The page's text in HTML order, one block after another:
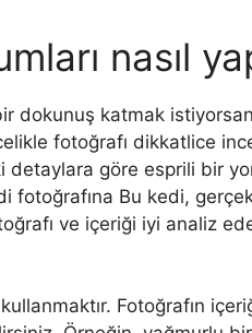
nasıl
dokunuş katmak
fotoğrafı dikkatlice
detaylara göre esprili bir
fotoğrafına Bu kedi,
ve içeriği iyi analiz
kullanmaktır. Fotoğrafın